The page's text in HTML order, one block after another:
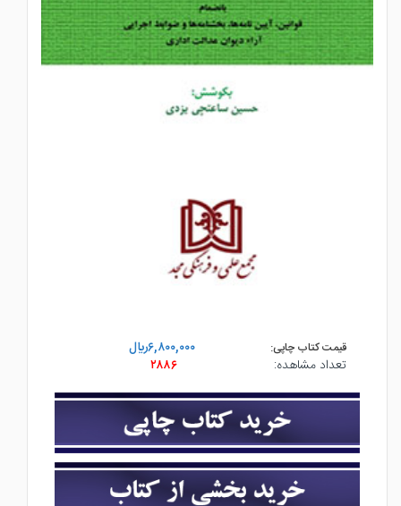
قیمت کتاب چاپی:
۶,۸۰۰,۰۰۰ريال
تعداد مشاهده:
۲۸۸۶